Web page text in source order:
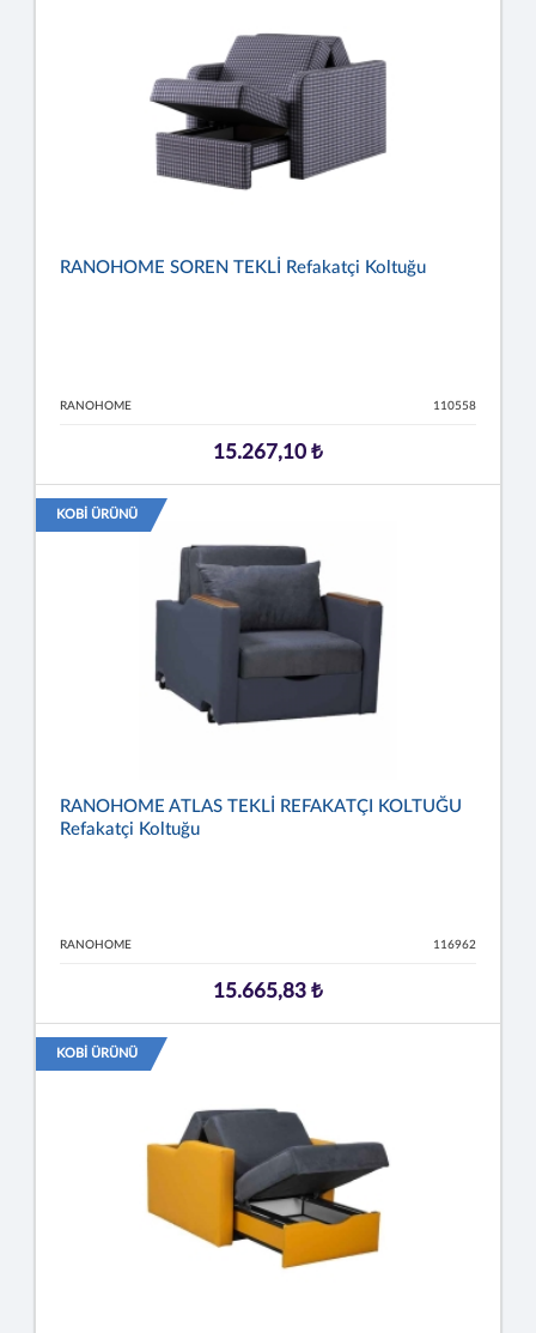
RANOHOME SOREN TEKLİ Refakatçi Koltuğu
RANOHOME 110558
15.267,10 ₺
KOBİ ÜRÜNÜ
RANOHOME ATLAS TEKLİ REFAKATÇI KOLTUĞU
Refakatçi Koltuğu
RANOHOME 116962
15.665,83 ₺
KOBİ ÜRÜNÜ